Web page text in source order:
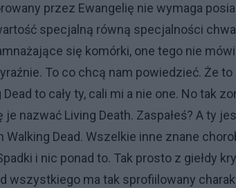
przez Ewangelię nie wymaga
specjalną równą specjalności
się komórki, one tego nie
To co chcą nam powiedzieć. Że
to cały ty, cali mi a nie one. No tak
je nazwać Living Death. Zaspałeś? A ty
Walking Dead. Wszelkie inne znane
i nic ponad to. Tak prosto z giełdy
wszystkiego ma tak sprofiilowany